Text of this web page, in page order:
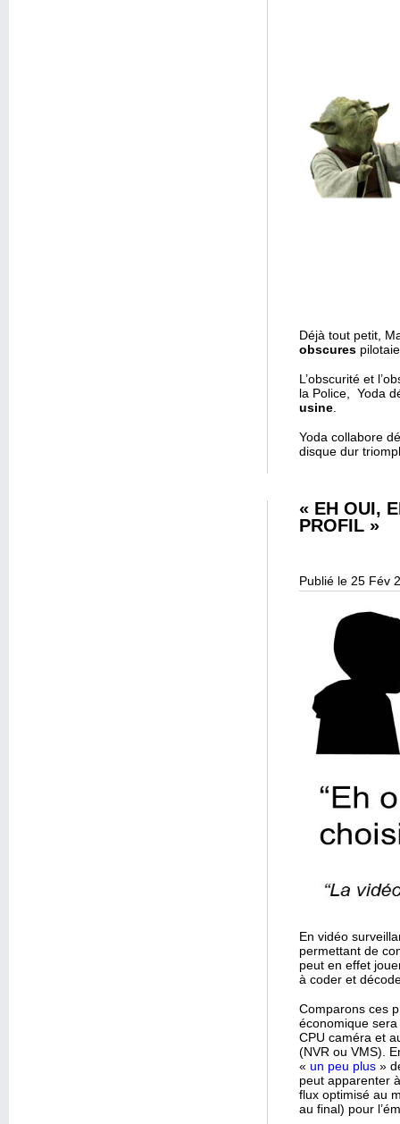
Déjà tout petit,
obscures
L’obscurité et
la Police, Yoda
usine
Yoda collabore
disque dur
« EH OUI,
PROFIL »
Publié le 25 Fév
En vidéo
permettant de
peut en effet
à coder et
Comparons ces
économique
CPU caméra et
(NVR ou VMS).
« un peu plus »
peut apparenter
flux optimisé au
au final) pour